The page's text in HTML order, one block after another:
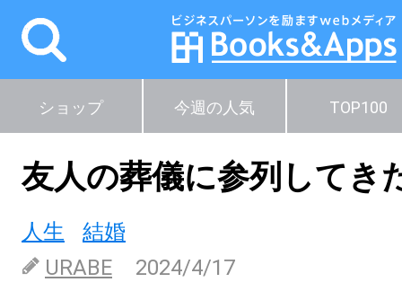
ショップ 今週の人気 TOP100
友人の葬儀に参列してき
人生
結婚
URABE
2024/4/17